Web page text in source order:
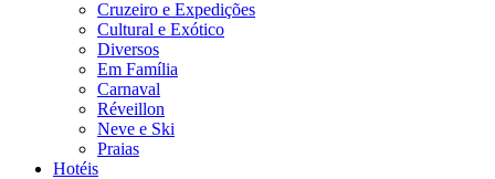
Cruzeiro e Expedições
Cultural e Exótico
Diversos
Em Família
Carnaval
Réveillon
Neve e Ski
Praias
Hotéis